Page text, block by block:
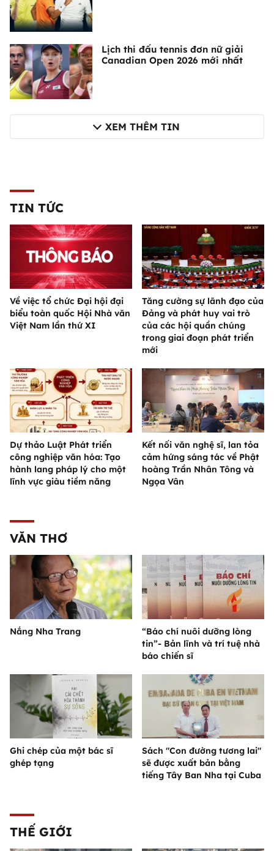
Lịch thi đấu tennis đơn nữ giải
Canadian Open 2026 mới nhất
XEM THÊM TIN
TIN TỨC
Về việc tổ chức Đại hội đại
biểu toàn quốc Hội Nhà văn
Việt Nam lần thứ XI
Tăng cường sự lãnh đạo của
Đảng và phát huy vai trò
của các hội quần chúng
trong giai đoạn phát triển
mới
Dự thảo Luật Phát triển
công nghiệp văn hóa: Tạo
hành lang pháp lý cho một
lĩnh vực giàu tiềm năng
Kết nối văn nghệ sĩ, lan tỏa
cảm hứng sáng tác về Phật
hoàng Trần Nhân Tông và
Ngọa Vân
VĂN THƠ
Nắng Nha Trang
“Báo chí nuôi dưỡng lòng
tin”- Bản lĩnh và trí tuệ nhà
báo chiến sĩ
Ghi chép của một bác sĩ
ghép tạng
Sách "Con đường tương lai"
sẽ được xuất bản bằng
tiếng Tây Ban Nha tại Cuba
THẾ GIỚI